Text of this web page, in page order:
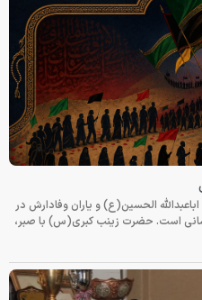
الحسین(ع) و یاران وفادارش در
است. حضرت زینب کبری(س) با صبر،